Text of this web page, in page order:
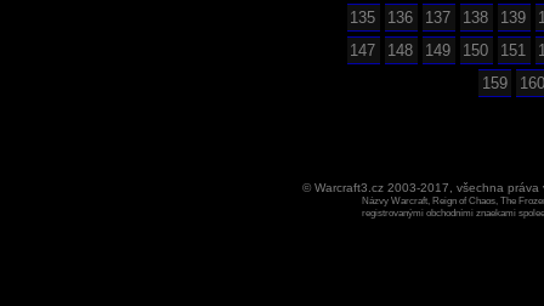
135
136 137 138 139
147
148 149 150 151
159
160
© Warcraft3.cz 2003-2017, všechna
Názvy Warcraft, Reign of Chaos, The
registrovanými obchodními znaekami